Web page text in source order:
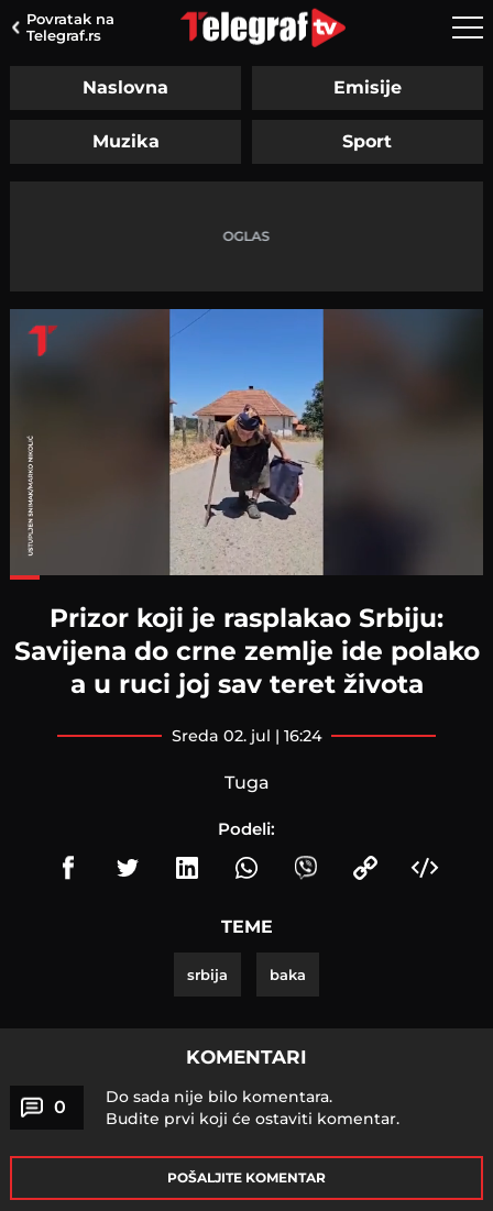
Povratak na
Telegraf.rs
Naslovna Emisije
Muzika Sport
Prizor koji je rasplakao Srbiju:
Savijena do crne zemlje ide polako
a u ruci joj sav teret života
sreda 02. jul | 16:24
Tuga
Podeli:
TEME
srbija baka
KOMENTARI
0
Do sada nije bilo komentara.
Budite prvi koji će ostaviti komentar.
POŠALJITE KOMENTAR